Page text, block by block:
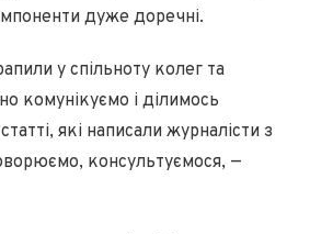
дуже доречні.
у спільноту колег та
комунікуємо і ділимось
які написали журналісти з
консультуємося, —